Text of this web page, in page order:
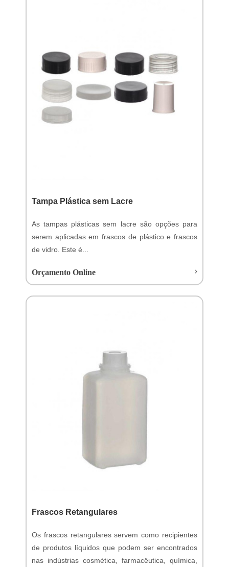
Tampa Plástica sem Lacre
As tampas plásticas sem lacre são opções para
serem aplicadas em frascos de plástico e frascos
de vidro. Este é...
Orçamento Online
Frascos Retangulares
Os frascos retangulares servem como recipientes
de produtos líquidos que podem ser encontrados
nas indústrias cosmética, farmacêutica, química,